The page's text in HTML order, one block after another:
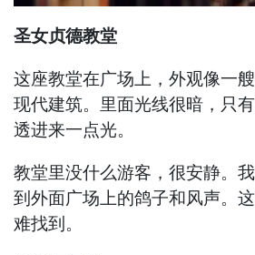
圣女贞德教堂
这座教堂在广场上，外观像一
现代建筑。里面光线很暗，只
透进来一点光。
教堂里没什么游客，很安静。
到外面广场上的鸽子和风声。
难找到。